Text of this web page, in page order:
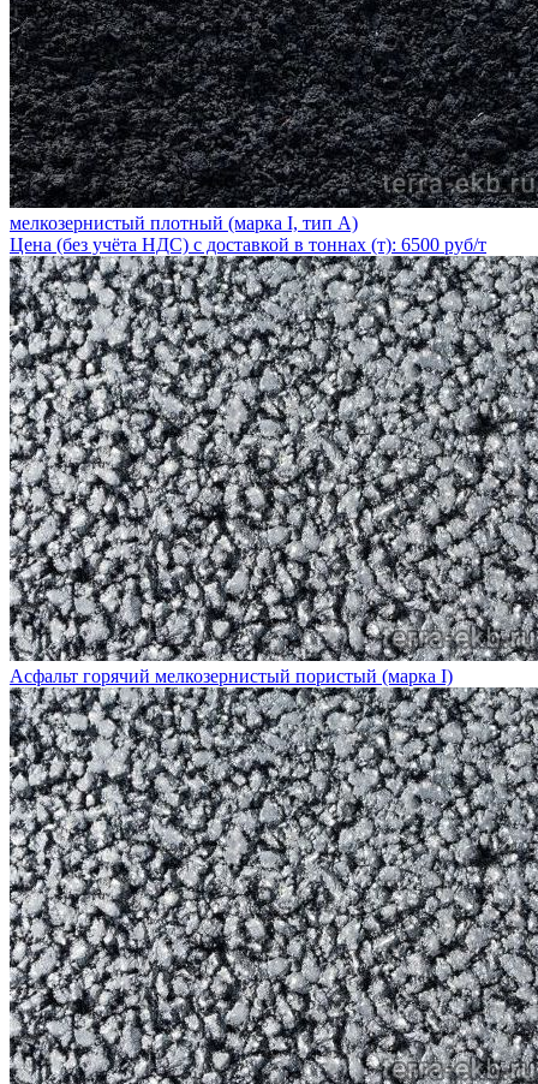
мелкозернистый плотный (марка I, тип А)
Цена (без учёта НДС) с доставкой в тоннах (т): 6500 руб/т
Асфальт горячий мелкозернистый пористый (марка I)